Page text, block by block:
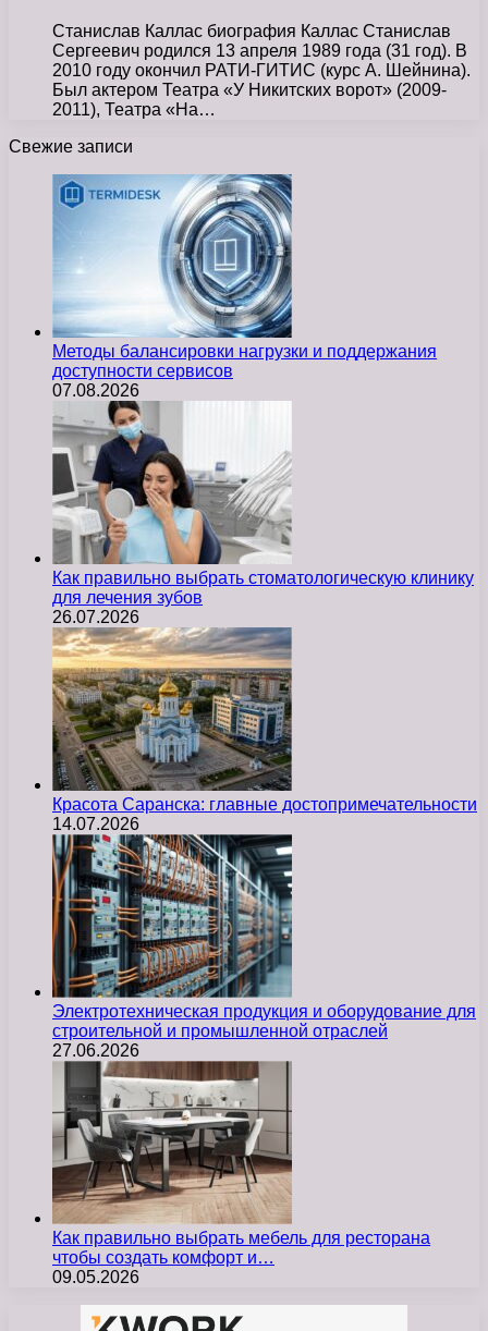
Станислав Каллас биография Каллас Станислав
Сергеевич родился 13 апреля 1989 года (31 год). В
2010 году окончил РАТИ-ГИТИС (курс А. Шейнина).
Был актером Театра «У Никитских ворот» (2009-
2011), Театра «На…
Свежие записи
Методы балансировки нагрузки и поддержания
доступности сервисов
07.08.2026
Как правильно выбрать стоматологическую клинику
для лечения зубов
26.07.2026
Красота Саранска: главные достопримечательности
14.07.2026
Электротехническая продукция и оборудование для
строительной и промышленной отраслей
27.06.2026
Как правильно выбрать мебель для ресторана
чтобы создать комфорт и…
09.05.2026